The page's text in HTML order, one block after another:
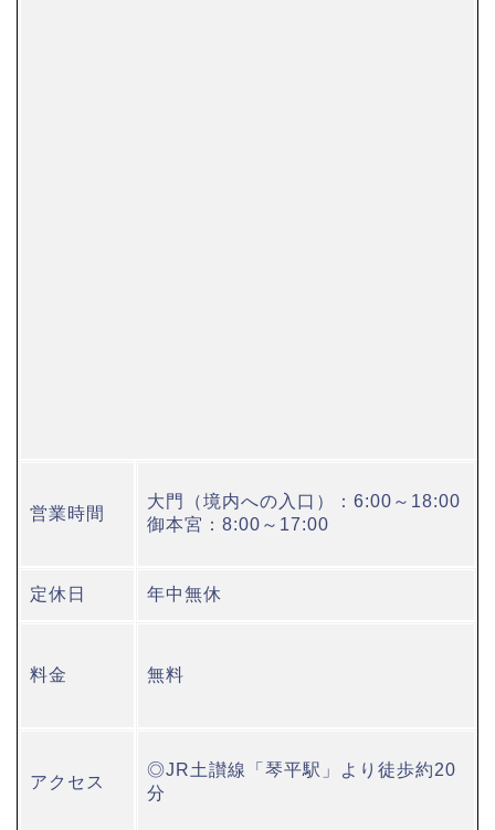
営業時間
大門（境内への入口）：6:00～18:00
御本宮：8:00～17:00
定休日 年中無休
料金 無料
アクセス
◎JR土讃線「琴平駅」より徒歩約20
分